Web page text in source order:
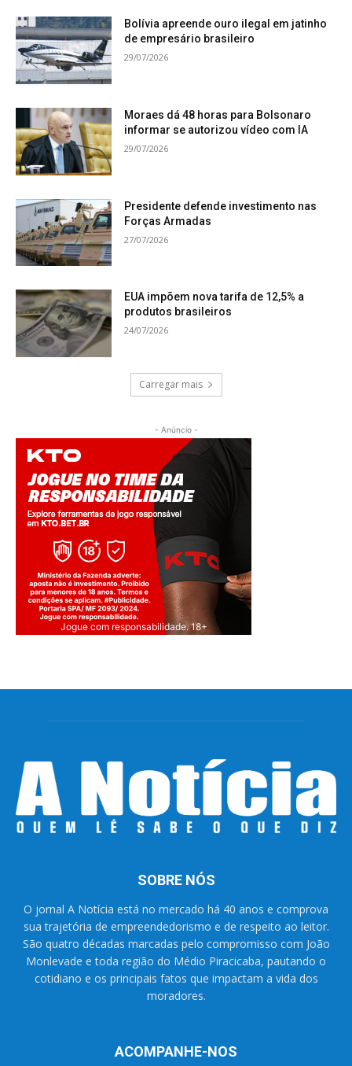
Bolívia apreende ouro ilegal em jatinho
de empresário brasileiro
29/07/2026
Moraes dá 48 horas para Bolsonaro
informar se autorizou vídeo com IA
29/07/2026
Presidente defende investimento nas
Forças Armadas
27/07/2026
EUA impõem nova tarifa de 12,5% a
produtos brasileiros
24/07/2026
Carregar mais
- Anúncio -
Jogue com responsabilidade. 18+
SOBRE NÓS
O jornal A Notícia está no mercado há 40 anos e comprova
sua trajetória de empreendedorismo e de respeito ao leitor.
São quatro décadas marcadas pelo compromisso com João
Monlevade e toda região do Médio Piracicaba, pautando o
cotidiano e os principais fatos que impactam a vida dos
moradores.
ACOMPANHE-NOS